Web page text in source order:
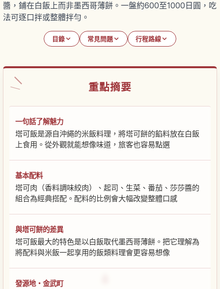
醬，鋪在白飯上而非墨西哥薄餅。一盤約600至1000日圓，吃
法可逐口拌或整體拌勻。
目錄 常見問題 行程路線
重點摘要
一句話了解魅力
塔可飯是源自沖繩的米飯料理，將塔可餅的餡料放在白飯
上食用。從外觀就能想像味道，旅客也容易點選
基本配料
塔可肉（香料調味絞肉）、起司、生菜、番茄、莎莎醬的
組合為經典搭配。配料的比例會大幅改變整體口感
與塔可餅的差異
塔可飯最大的特色是以白飯取代墨西哥薄餅。把它理解為
將配料與米飯一起享用的飯類料理會更容易想像
發源地・金武町